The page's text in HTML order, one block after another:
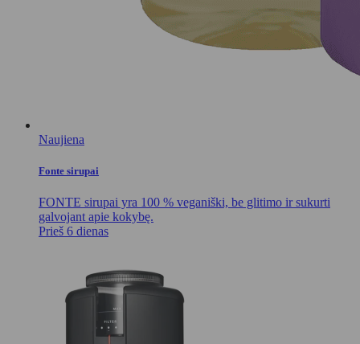
Naujiena
Fonte sirupai
FONTE sirupai yra 100 % veganiški, be glitimo ir sukurti
galvojant apie kokybę.
Prieš 6 dienas